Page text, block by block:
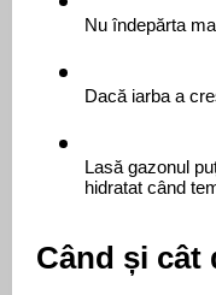
Nu îndepărta
Dacă iarba a
Lasă gazonul
hidratat când
Când și cât